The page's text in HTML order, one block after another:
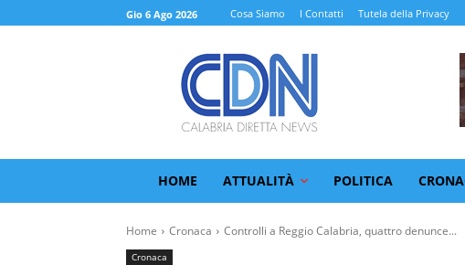
Gio 6 Ago 2026 Cosa Siamo I Contatti Tutela della Privacy
HOME ATTUALITÀ POLITICA
Home Cronaca Controlli a Reggio Calabria, quattro denunce...
Cronaca